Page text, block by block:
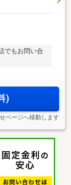
でもお問い合
)
ページへ移動します